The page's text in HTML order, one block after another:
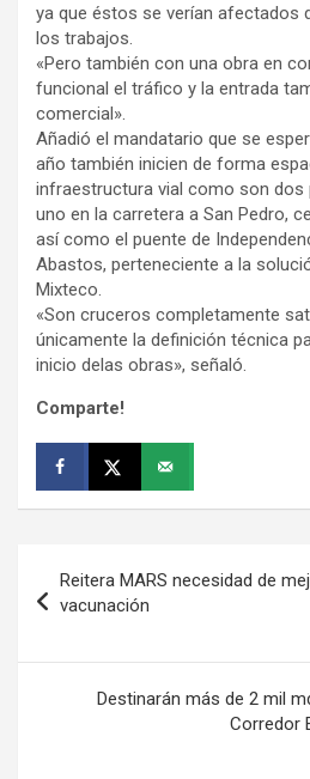
ya que éstos se verían afectados
los trabajos.
«Pero también con una obra en
funcional el tráfico y la entrada
comercial».
Añadió el mandatario que se
año también inicien de forma
infraestructura vial como son dos
uno en la carretera a San Pedro,
así como el puente de
Abastos, perteneciente a la
Mixteco.
«Son cruceros completamente
únicamente la definición técnica
inicio delas obras», señaló.
Comparte!
de
Reitera MARS necesidad de
vacunación
Destinarán más de 2 mil
Corredor